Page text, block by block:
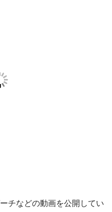
チなどの動画を公開してい